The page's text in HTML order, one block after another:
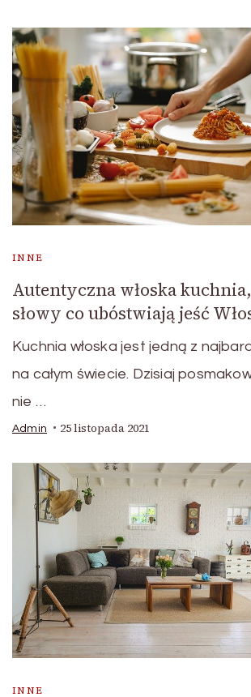
INNE
Autentyczna włoska
słowy co ubóstwiają jeść
Kuchnia włoska jest jedną z
na całym świecie. Dzisiaj
nie …
Admin 25 listopada 2021
INNE